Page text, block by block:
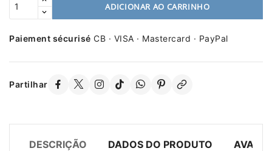
ADICIONAR AO CARRINHO
Paiement sécurisé CB · VISA · Mastercard · PayPal
Partilhar
DESCRIÇÃO DADOS DO PRODUTO